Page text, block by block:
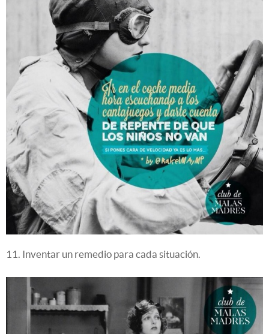
11. Inventar un remedio para cada situación.